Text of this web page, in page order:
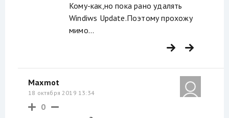
Кому-как,но пока рано удалять
Windiws Update.Поэтому прохожу
мимо...
Maxmot
18 октября 2019 13:34
0